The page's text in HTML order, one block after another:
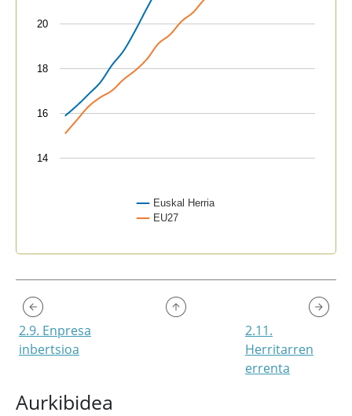
Aurkibidea
Euskal Herria
EU27
14
16
18
20
2.9. Enpresa
inbertsioa
2.11.
Herritarren
errenta